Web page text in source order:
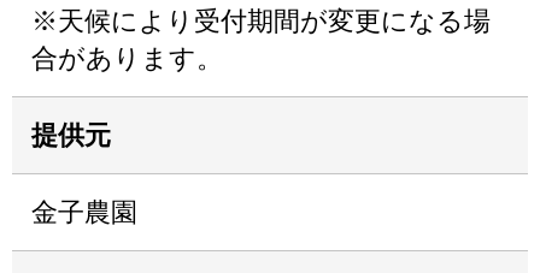
※天候により受付期間が変更になる場
合があります。
提供元
金子農園